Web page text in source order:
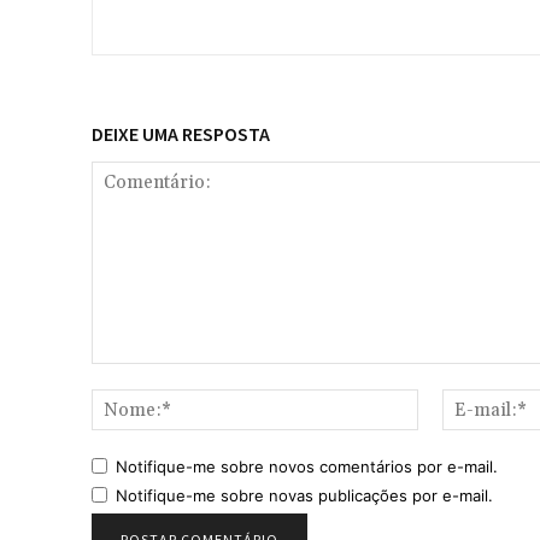
DEIXE UMA RESPOSTA
Nome:*
Notifique-me sobre novos comentários por e-mail.
Notifique-me sobre novas publicações por e-mail.